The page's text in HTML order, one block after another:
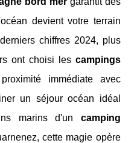
devient votre terrain
chiffres 2024, plus
ont choisi les campings
immédiate avec
un séjour océan idéal
marins d'un camping
cette magie opère